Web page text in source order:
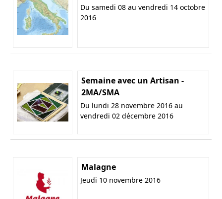
Du samedi 08 au vendredi 14 octobre
2016
Semaine avec un Artisan -
2MA/SMA
Du lundi 28 novembre 2016 au
vendredi 02 décembre 2016
Malagne
Jeudi 10 novembre 2016